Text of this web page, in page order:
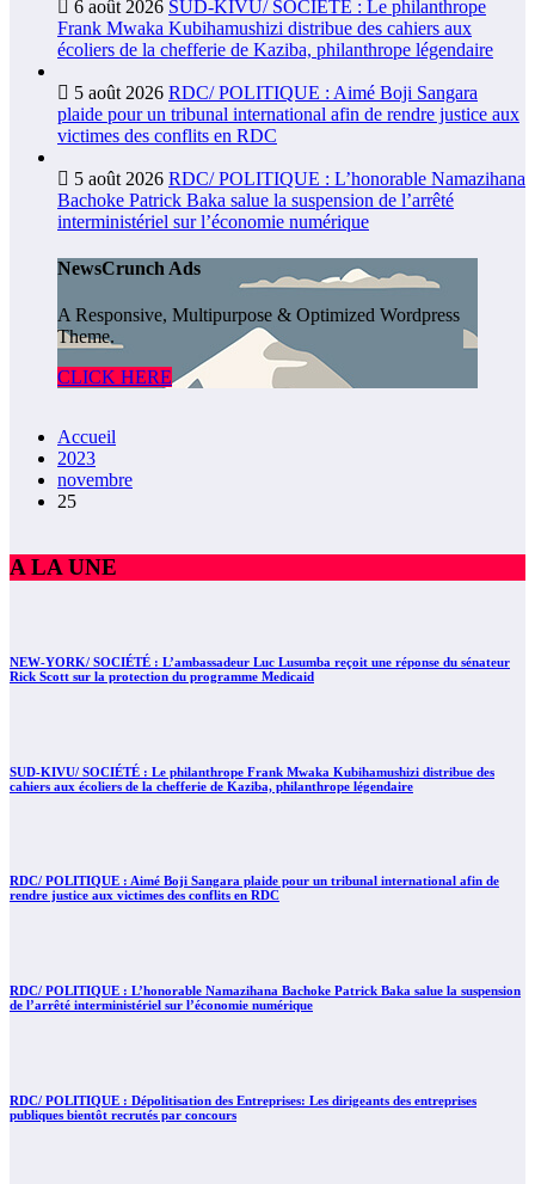
6 août 2026 SUD-KIVU/ SOCIÉTÉ : Le philanthrope
Frank Mwaka Kubihamushizi distribue des cahiers aux
écoliers de la chefferie de Kaziba, philanthrope légendaire
5 août 2026 RDC/ POLITIQUE : Aimé Boji Sangara
plaide pour un tribunal international afin de rendre justice aux
victimes des conflits en RDC
5 août 2026 RDC/ POLITIQUE : L’honorable Namazihana
Bachoke Patrick Baka salue la suspension de l’arrêté
interministériel sur l’économie numérique
NewsCrunch Ads
A Responsive, Multipurpose & Optimized Wordpress
Theme.
CLICK HERE
Accueil
2023
novembre
25
A LA UNE
NEW-YORK/ SOCIÉTÉ : L’ambassadeur Luc Lusumba reçoit une réponse du sénateur
Rick Scott sur la protection du programme Medicaid
SUD-KIVU/ SOCIÉTÉ : Le philanthrope Frank Mwaka Kubihamushizi distribue des
cahiers aux écoliers de la chefferie de Kaziba, philanthrope légendaire
RDC/ POLITIQUE : Aimé Boji Sangara plaide pour un tribunal international afin de
rendre justice aux victimes des conflits en RDC
RDC/ POLITIQUE : L’honorable Namazihana Bachoke Patrick Baka salue la suspension
de l’arrêté interministériel sur l’économie numérique
RDC/ POLITIQUE : Dépolitisation des Entreprises: Les dirigeants des entreprises
publiques bientôt recrutés par concours